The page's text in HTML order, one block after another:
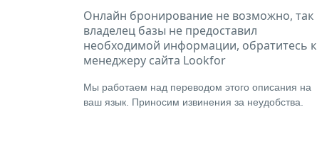
Онлайн бронирование не возможно, так
владелец базы не предоставил
необходимой информации, обратитесь к
менеджеру сайта Lookfor
Мы работаем над переводом этого описания на
ваш язык. Приносим извинения за неудобства.